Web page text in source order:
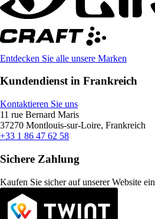
Entdecken Sie alle unsere Marken
Kundendienst in Frankreich
Kontaktieren Sie uns
11 rue Bernard Maris
37270 Montlouis-sur-Loire, Frankreich
+33 1 86 47 62 58
Sichere Zahlung
Kaufen Sie sicher auf unserer Website ein